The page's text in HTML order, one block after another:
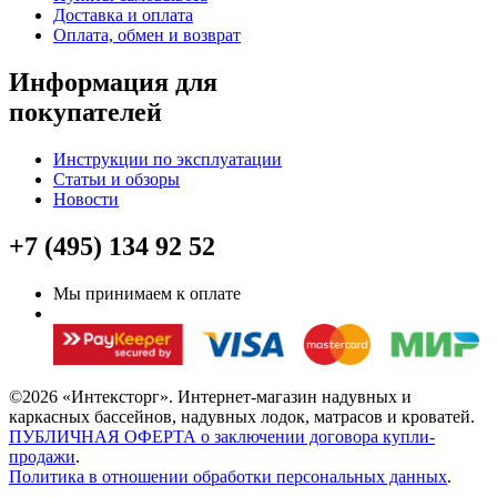
Доставка и оплата
Оплата, обмен и возврат
Информация для
покупателей
Инструкции по эксплуатации
Статьи и обзоры
Новости
+7 (495) 134 92 52
Мы принимаем к оплате
©2026 «Интексторг». Интернет-магазин надувных и
каркасных бассейнов, надувных лодок, матрасов и кроватей.
ПУБЛИЧНАЯ ОФЕРТА о заключении договора купли-
продажи.
Политика в отношении обработки персональных данных.